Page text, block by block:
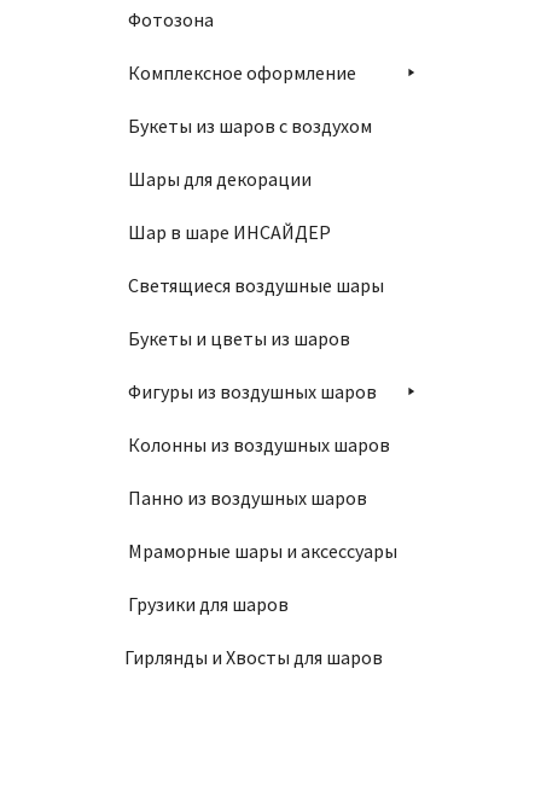
Фотозона
Комплексное оформление
Букеты из шаров с воздухом
Шары для декорации
Шар в шаре ИНСАЙДЕР
Светящиеся воздушные шары
Букеты и цветы из шаров
Фигуры из воздушных шаров
Колонны из воздушных шаров
Панно из воздушных шаров
Мраморные шары и аксессуары
Грузики для шаров
Гирлянды и Хвосты для шаров